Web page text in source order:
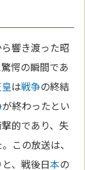
響き渡った昭
愕の瞬間であ
は戦争の終結
が終わったとい
的であり、失
この放送は、
、戦後日本の